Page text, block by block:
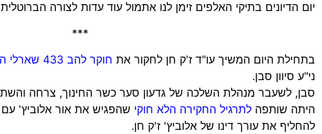
יום הדיונים בתיקי האלפים זימן לנו אתמול עוד עדות לצורה
***
בתחילת היום המשיך עו"ד ז'ק חן לחקור את חוקר להב 433 שארלי הרדן
ני"ע סיוון סבן.
סבן, לשעבר מנהלת השלכה של גדעון סער כשר החינוך, צרחה
היתה שותפה לתרגיל החקירה הלא חוקי שהפגיש את אור אלוביץ' עם
להחליף את עורך דינו של אלוביץ' ז'ק חן.